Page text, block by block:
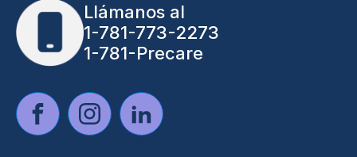
Llámanos al
1-781-773-2273
1-781-Precare